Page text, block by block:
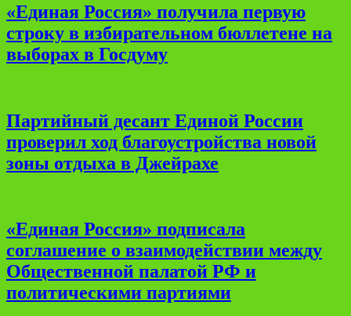
«Единая Россия» получила первую
строку в избирательном бюллетене на
выборах в Госдуму
Партийный десант Единой России
проверил ход благоустройства новой
зоны отдыха в Джейрахе
«Единая Россия» подписала
соглашение о взаимодействии между
Общественной палатой РФ и
политическими партиями